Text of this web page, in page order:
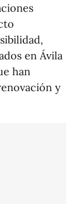
en Ávila
han
y